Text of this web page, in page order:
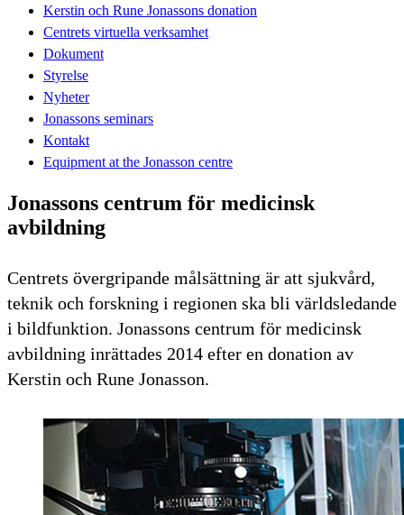
Kerstin och Rune Jonassons donation
Centrets virtuella verksamhet
Dokument
Styrelse
Nyheter
Jonassons seminars
Kontakt
Equipment at the Jonasson centre
Jonassons centrum för medicinsk
avbildning
Centrets övergripande målsättning är att sjukvård,
teknik och forskning i regionen ska bli världsledande
i bildfunktion. Jonassons centrum för medicinsk
avbildning inrättades 2014 efter en donation av
Kerstin och Rune Jonasson.